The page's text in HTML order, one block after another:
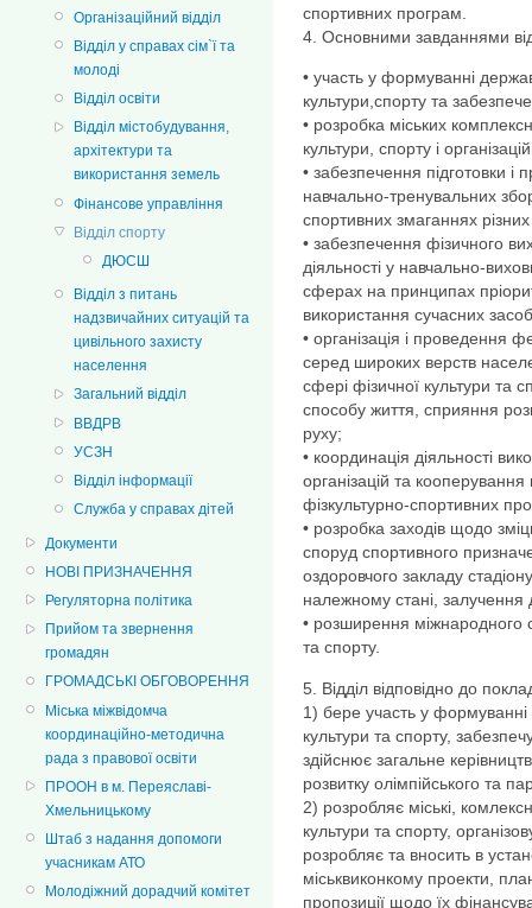
Організаційний відділ
Відділ у справах сім`ї та
молоді
Відділ освіти
Відділ містобудування,
архітектури та
використання земель
Фінансове управління
Відділ спорту
ДЮСШ
Відділ з питань
надзвичайних ситуацій та
цивільного захисту
населення
Загальний відділ
ВВДРВ
УСЗН
Відділ інформації
Служба у справах дітей
Документи
НОВІ ПРИЗНАЧЕННЯ
Регуляторна політика
Прийом та звернення
громадян
ГРОМАДСЬКІ ОБГОВОРЕННЯ
Міська міжвідомча
координаційно-методична
рада з правової освіти
ПРООН в м. Переяславі-
Хмельницькому
Штаб з надання допомоги
учасникам АТО
Молодіжний дорадчий комітет
спортивних програм.
4. Основними завданнями
• участь у формуванні
культури,спорту та
• розробка міських
культури, спорту і
• забезпечення підготовки і
навчально-тренувальних
спортивних змаганнях різних
• забезпечення фізичного
діяльності у навчально-
сферах на принципах
використання сучасних
• організація і проведення
серед широких верств
сфері фізичної культури та
способу життя, сприяння
руху;
• координація діяльності
організацій та
фізкультурно-спортивних
• розробка заходів щодо
споруд спортивного
оздоровчого закладу
належному стані, залучення
• розширення міжнародного
та спорту.
5. Відділ відповідно до
1) бере участь у формуванні
культури та спорту,
здійснює загальне
розвитку олімпійського та
2) розробляє міські,
культури та спорту,
розробляє та вносить в
міськвиконкому проекти,
пропозиції щодо їх